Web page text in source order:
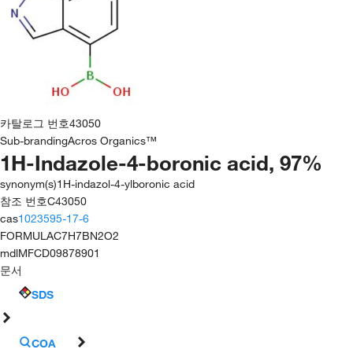
카탈로그 번호43050
Sub-brandingAcros Organics™
1H-Indazole-4-boronic acid, 97%
synonym(s)1H-indazol-4-ylboronic acid
참조 번호C43050
cas1023595-17-6
FORMULAC7H7BN2O2
mdlMFCD09878901
문서
SDS
COA